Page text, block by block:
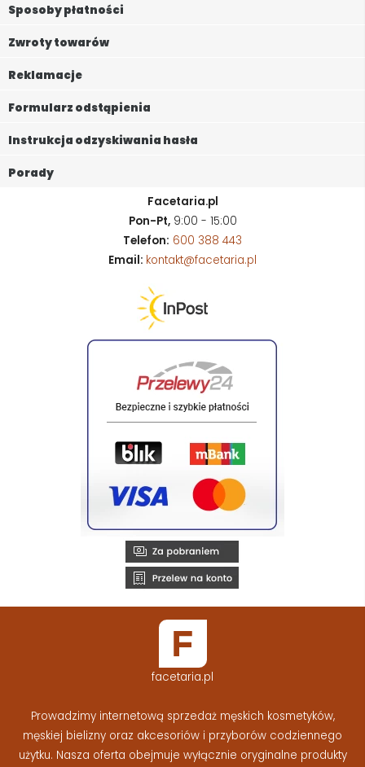
Sposoby płatności
Zwroty towarów
Reklamacje
Formularz odstąpienia
Instrukcja odzyskiwania hasła
Porady
Facetaria.pl
Pon-Pt,9:00 - 15:00
Telefon: 600 388 443
Email: kontakt@facetaria.pl
facetaria.pl
Prowadzimy internetową sprzedaż męskich kosmetyków,
męskiej bielizny oraz akcesoriów i przyborów codziennego
użytku. Nasza oferta obejmuje wyłącznie oryginalne produkty